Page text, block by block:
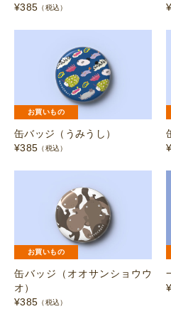
¥385 （税込）
お買いもの
缶バッジ（うみうし）
¥385 （税込）
お買いもの
缶バッジ（オオサンショウウ
オ）
¥385 （税込）